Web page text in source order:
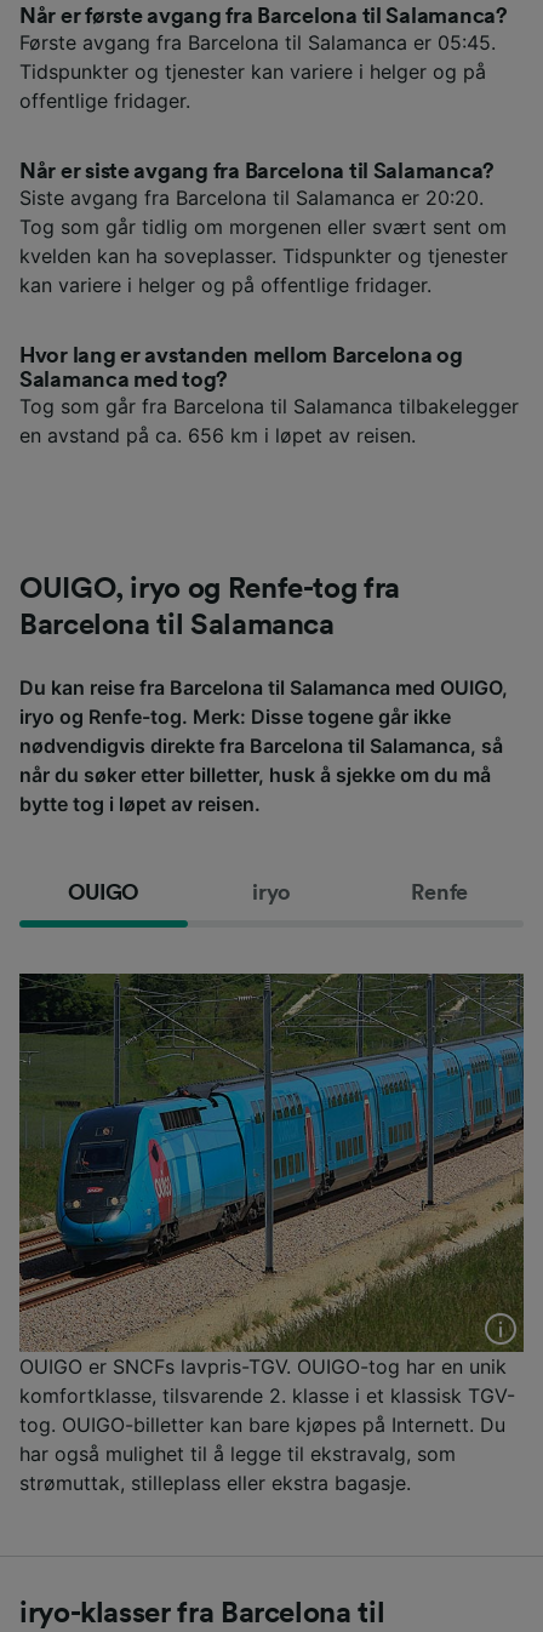
Når er første avgang fra Barcelona til Salamanca?
Første avgang fra Barcelona til Salamanca er 05:45.
Tidspunkter og tjenester kan variere i helger og på
offentlige fridager.
Når er siste avgang fra Barcelona til Salamanca?
Siste avgang fra Barcelona til Salamanca er 20:20.
Tog som går tidlig om morgenen eller svært sent om
kvelden kan ha soveplasser. Tidspunkter og tjenester
kan variere i helger og på offentlige fridager.
Hvor lang er avstanden mellom Barcelona og
Salamanca med tog?
Tog som går fra Barcelona til Salamanca tilbakelegger
en avstand på ca. 656 km i løpet av reisen.
OUIGO, iryo og Renfe-tog fra
Barcelona til Salamanca
Du kan reise fra Barcelona til Salamanca med OUIGO,
iryo og Renfe-tog. Merk: Disse togene går ikke
nødvendigvis direkte fra Barcelona til Salamanca, så
når du søker etter billetter, husk å sjekke om du må
bytte tog i løpet av reisen.
OUIGO iryo Renfe
OUIGO er SNCFs lavpris-TGV. OUIGO-tog har en unik
komfortklasse, tilsvarende 2. klasse i et klassisk TGV-
tog. OUIGO-billetter kan bare kjøpes på Internett. Du
har også mulighet til å legge til ekstravalg, som
strømuttak, stilleplass eller ekstra bagasje.
iryo-klasser fra Barcelona til